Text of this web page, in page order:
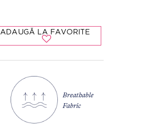
ADAUGĂ LA FAVORITE
Breathable
Fabric